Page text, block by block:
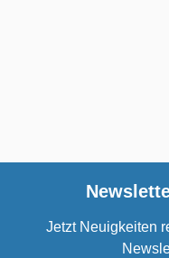
Jetzt Neuigkeiten